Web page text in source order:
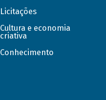
Licitações
Cultura e economia
criativa
Conhecimento